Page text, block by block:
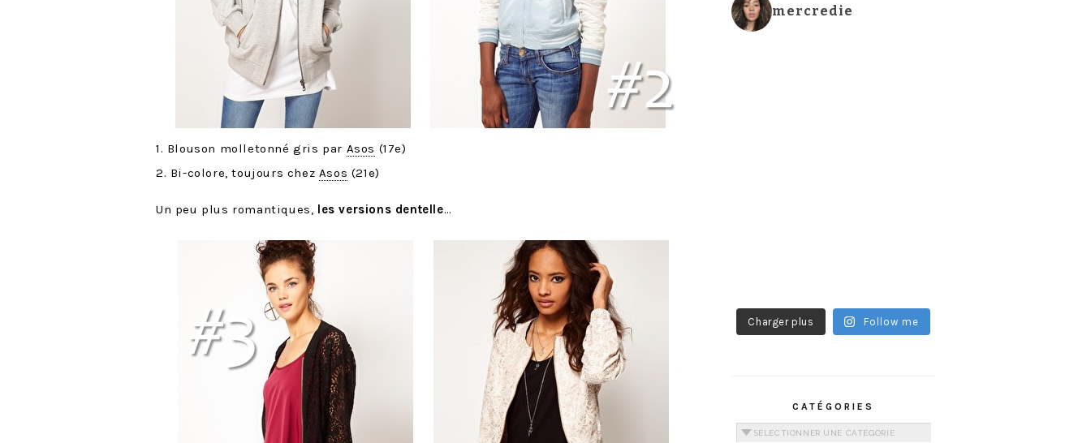
1. Blouson molletonné gris par Asos (17e)
2. Bi-colore, toujours chez Asos (21e)
Un peu plus romantiques, les versions dentelle…
mercredie
Charger plus Follow me
CATÉGORIES
Catégories